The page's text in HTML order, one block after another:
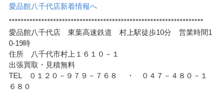
愛品館八千代店新着情報へ
******************************************************************
愛品館八千代店 東葉高速鉄道 村上駅徒歩10分 営業時間1
0-19時
住所 八千代市村上１６１０－１
出張買取・見積無料
TEL ０１２０－９７９－７６８ ・ ０４７－４８０－１
６８０